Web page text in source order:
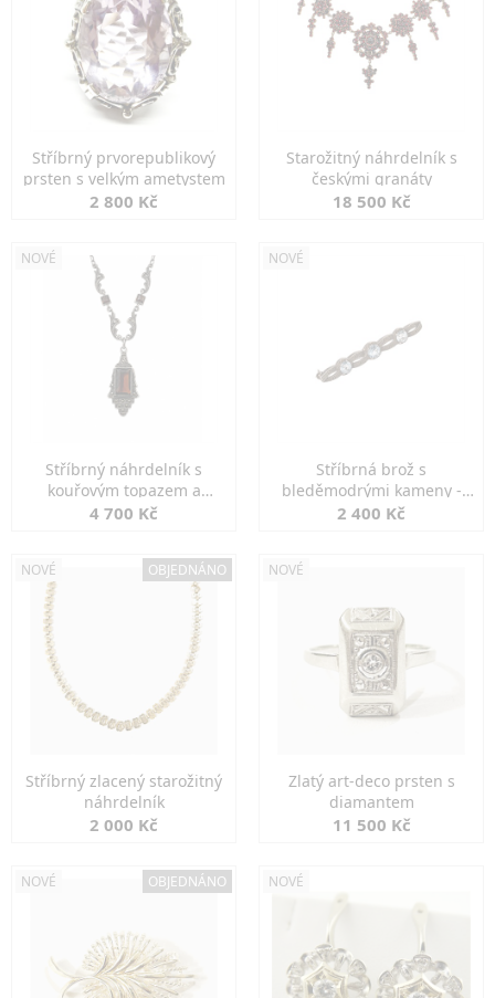
Stříbrný prvorepublikový
prsten s velkým ametystem
2 800 Kč
Starožitný náhrdelník s
českými granáty
18 500 Kč
NOVÉ
Stříbrný náhrdelník s
kouřovým topazem a
markazity
4 700 Kč
NOVÉ
Stříbrná brož s
bleděmodrými kameny -
jemná elegance
2 400 Kč
NOVÉ OBJEDNÁNO
Stříbrný zlacený starožitný
náhrdelník
2 000 Kč
NOVÉ
Zlatý art-deco prsten s
diamantem
11 500 Kč
NOVÉ OBJEDNÁNO NOVÉ